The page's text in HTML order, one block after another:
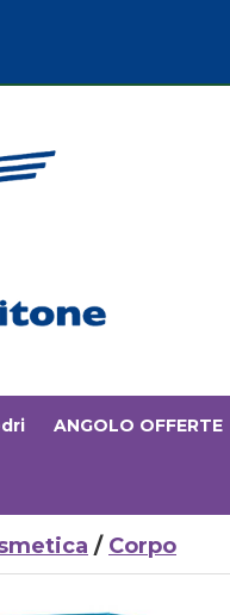
ANGOLO OFFERTE
/ Corpo